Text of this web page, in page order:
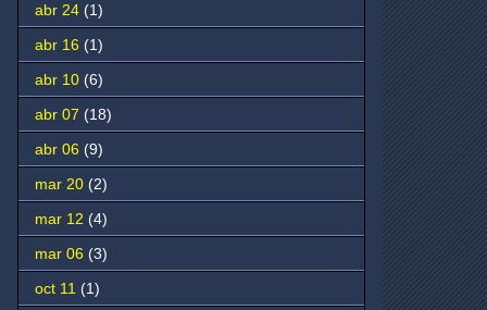
abr 24 (1)
abr 16 (1)
abr 10 (6)
abr 07 (18)
abr 06 (9)
mar 20 (2)
mar 12 (4)
mar 06 (3)
oct 11 (1)